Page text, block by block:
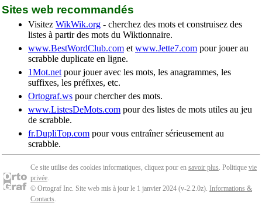
Sites web recommandés
Visitez WikWik.org - cherchez des mots et construisez des
listes à partir des mots du Wiktionnaire.
www.BestWordClub.com et www.Jette7.com pour jouer au
scrabble duplicate en ligne.
1Mot.net pour jouer avec les mots, les anagrammes, les
suffixes, les préfixes, etc.
Ortograf.ws pour chercher des mots.
www.ListesDeMots.com pour des listes de mots utiles au jeu
de scrabble.
fr.DupliTop.com pour vous entraîner sérieusement au
scrabble.
Ce site utilise des cookies informatiques, cliquez pour en savoir plus. Politique vie
privée.
© Ortograf Inc. Site web mis à jour le 1 janvier 2024 (v-2.2.0z). Informations &
Contacts.